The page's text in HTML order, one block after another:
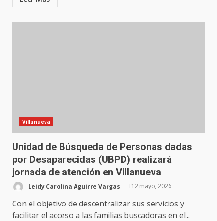
Villanueva
Unidad de Búsqueda de Personas dadas
por Desaparecidas (UBPD) realizará
jornada de atención en Villanueva
Leidy Carolina Aguirre Vargas 12 mayo, 2026
Con el objetivo de descentralizar sus servicios y
facilitar el acceso a las familias buscadoras en el...